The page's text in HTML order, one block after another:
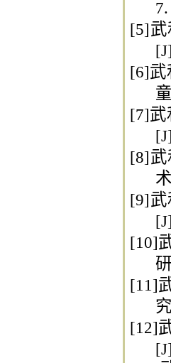
7.
[5]
[6]武
[7]武
[8]
[9]
[10]
[11]
[12]